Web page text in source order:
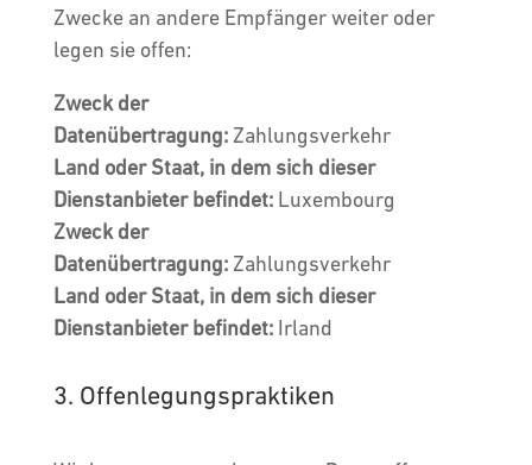
Zwecke an andere Empfänger weiter oder
legen sie offen:
Zweck der
Datenübertragung:Zahlungsverkehr
Land oder Staat, in dem sich dieser
Dienstanbieter befindet:Luxembourg
Zweck der
Datenübertragung:Zahlungsverkehr
Land oder Staat, in dem sich dieser
Dienstanbieter befindet:Irland
3. Offenlegungspraktiken